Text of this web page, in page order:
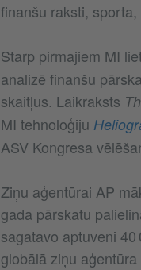
finanšu raksti,
Starp pirmajiem MI
analizē finanšu
skaitļus. Laikraksts
MI tehnoloģiju
ASV Kongresa
Ziņu aģentūrai AP
gada pārskatu
sagatavo aptuveni
globālā ziņu